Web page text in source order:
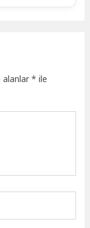
alanlar* ile